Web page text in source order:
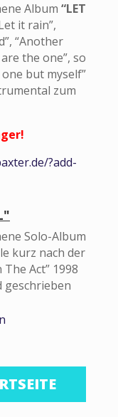
Album “LET
it rain”,
“Another
the one”, so
but myself”
zum
?add-
Solo-Album
kurz nach der
Act” 1998
geschrieben